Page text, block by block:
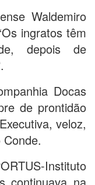
Waldemiro
ingratos têm
depois de
Docas
de prontidão
veloz,
Instituto